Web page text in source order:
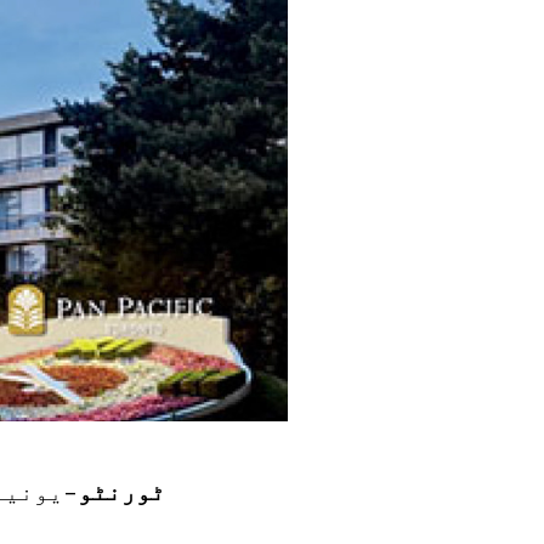
ٹورنٹو